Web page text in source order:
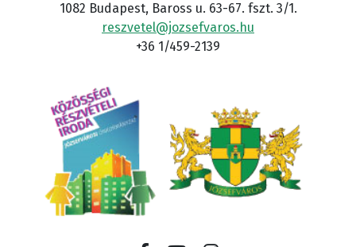
1082 Budapest, Baross u. 63-67. fszt. 3/1.
reszvetel@jozsefvaros.hu
+36 1/459-2139